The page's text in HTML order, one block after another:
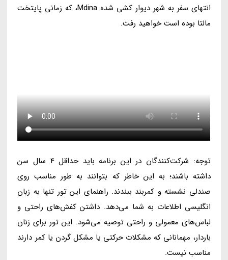
انتهای سفر به شهر دیوار کشی شده Mdina، که زمانی پایتخت
مالتا بوده است خواهید رفت.
توجه: شرکت‌کنندگان در این برنامه باید حداقل 4 سال سن
داشته باشند؛ به این خاطر که بتوانند به طور مناسب روی
صندلی نشسته و کمربند ببندند. راهنمای این تور تنها به زبان
انگلیسی اطلاعات به شما می‌دهد. داشتن کفش‌های راحتی و
لباس‌های معمولی و راحتی توصیه می‌شود. این تور برای زنان
باردار، مهمانانی که مشکلات حرکتی یا مشکل گردن یا کمر دارند
مناسب نیست.